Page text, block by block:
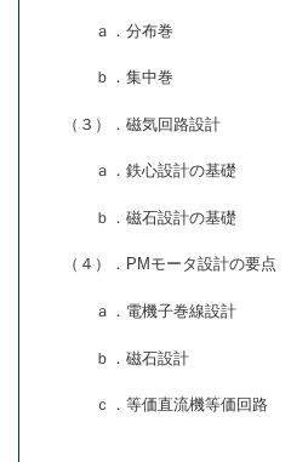
ａ．分布巻
ｂ．集中巻
（３）．磁気回路設計
ａ．鉄心設計の基礎
ｂ．磁石設計の基礎
（４）．PMモータ設計の要点
ａ．電機子巻線設計
ｂ．磁石設計
ｃ．等価直流機等価回路